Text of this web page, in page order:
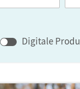
Digitale